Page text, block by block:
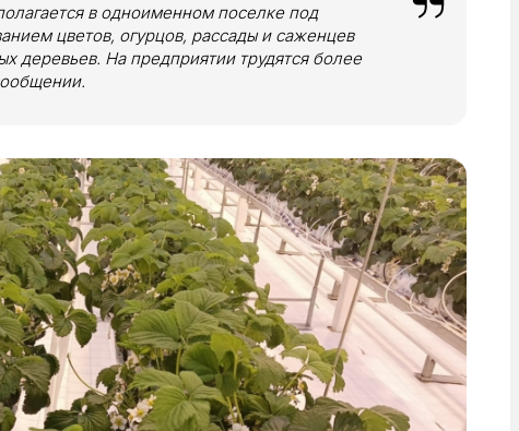
в одноименном поселке под
цветов, огурцов, рассады и саженцев
деревьев. На предприятии трудятся более